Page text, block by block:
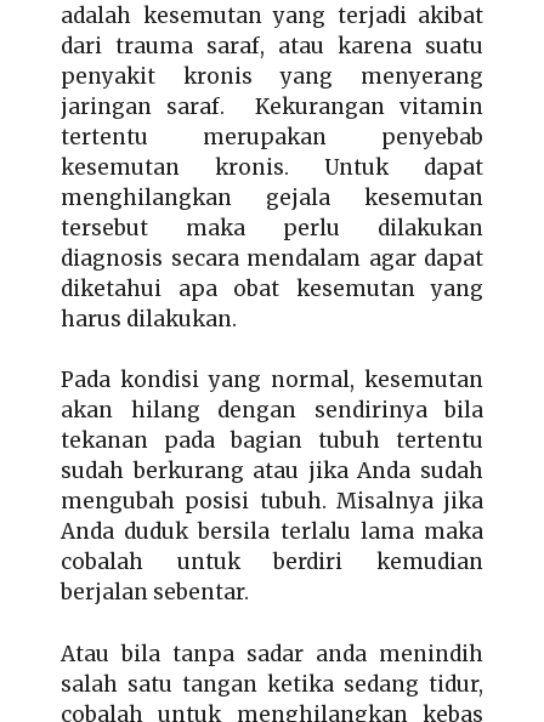
adalah kesemutan yang terjadi akibat
dari trauma saraf, atau karena suatu
penyakit kronis yang menyerang
jaringan saraf. Kekurangan vitamin
tertentu merupakan penyebab
kesemutan kronis. Untuk dapat
menghilangkan gejala kesemutan
tersebut maka perlu dilakukan
diagnosis secara mendalam agar dapat
diketahui apa obat kesemutan yang
harus dilakukan.
Pada kondisi yang normal, kesemutan
akan hilang dengan sendirinya bila
tekanan pada bagian tubuh tertentu
sudah berkurang atau jika Anda sudah
mengubah posisi tubuh. Misalnya jika
Anda duduk bersila terlalu lama maka
cobalah untuk berdiri kemudian
berjalan sebentar.
Atau bila tanpa sadar anda menindih
salah satu tangan ketika sedang tidur,
cobalah untuk menghilangkan kebas